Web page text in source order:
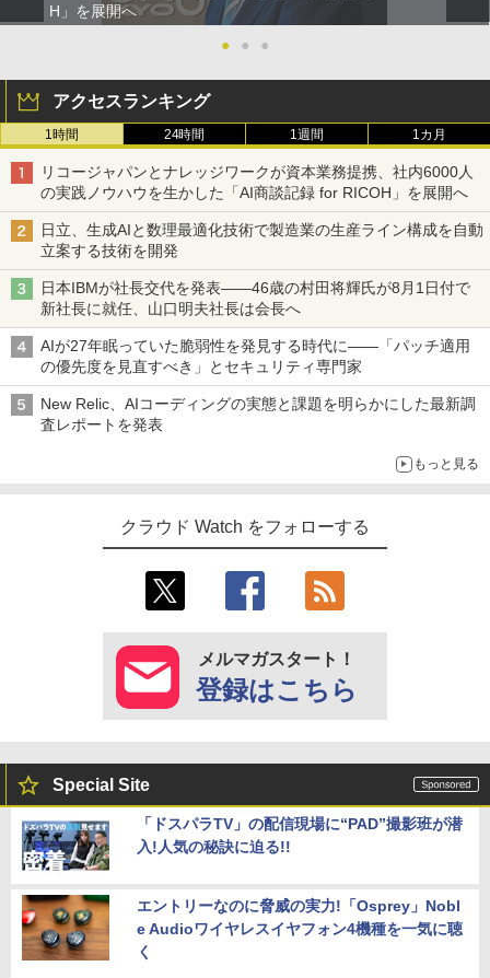
H」を展開へ
●
● ●
アクセスランキング
1時間 24時間 1週間 1カ月
リコージャパンとナレッジワークが資本業務提携、社内6000人
の実践ノウハウを生かした「AI商談記録 for RICOH」を展開へ
日立、生成AIと数理最適化技術で製造業の生産ライン構成を自動
立案する技術を開発
日本IBMが社長交代を発表――46歳の村田将輝氏が8月1日付で
新社長に就任、山口明夫社長は会長へ
AIが27年眠っていた脆弱性を発見する時代に――「パッチ適用
の優先度を見直すべき」とセキュリティ専門家
New Relic、AIコーディングの実態と課題を明らかにした最新調
査レポートを発表
もっと見る
クラウド Watch をフォローする
メルマガスタート！
登録はこちら
Special Site
「ドスパラTV」の配信現場に“PAD”撮影班が潜
入!人気の秘訣に迫る!!
エントリーなのに脅威の実力!「Osprey」Nobl
e Audioワイヤレスイヤフォン4機種を一気に聴
く